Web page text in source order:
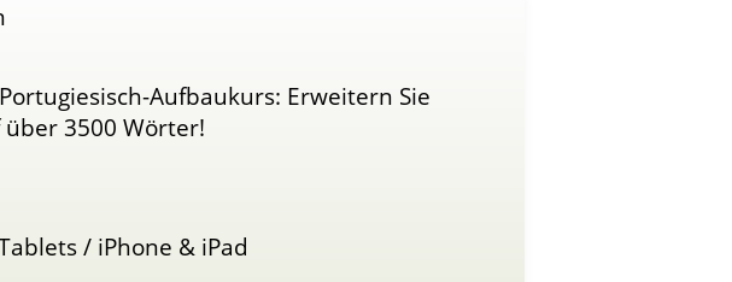
Aufbaukurs: Erweitern Sie
3500 Wörter!
/ iPhone & iPad